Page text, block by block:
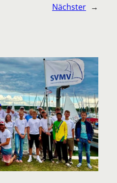
Nächster →